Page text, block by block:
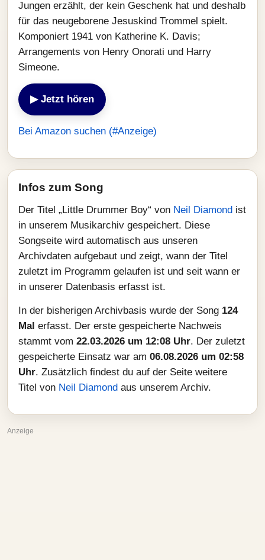
Jungen erzählt, der kein Geschenk hat und deshalb
für das neugeborene Jesuskind Trommel spielt.
Komponiert 1941 von Katherine K. Davis;
Arrangements von Henry Onorati und Harry
Simeone.
▶ Jetzt hören
Bei Amazon suchen (#Anzeige)
Infos zum Song
Der Titel „Little Drummer Boy“ von Neil Diamond ist
in unserem Musikarchiv gespeichert. Diese
Songseite wird automatisch aus unseren
Archivdaten aufgebaut und zeigt, wann der Titel
zuletzt im Programm gelaufen ist und seit wann er
in unserer Datenbasis erfasst ist.
In der bisherigen Archivbasis wurde der Song 124
Mal erfasst. Der erste gespeicherte Nachweis
stammt vom 22.03.2026 um 12:08 Uhr. Der zuletzt
gespeicherte Einsatz war am 06.08.2026 um 02:58
Uhr. Zusätzlich findest du auf der Seite weitere
Titel von Neil Diamond aus unserem Archiv.
Anzeige